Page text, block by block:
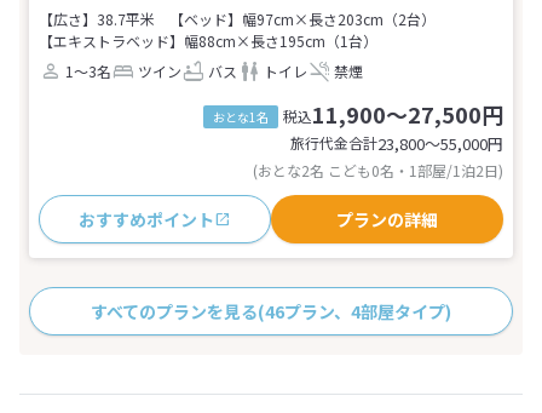
【広さ】38.7平米
【ベッド】幅97cm×長さ203cm（2台）
【エキストラベッド】幅88cm×長さ195cm（1台）
1～3名
ツイン バス トイレ 禁煙
おとな1名 税込11,900～27,500円
旅行代金合計23,800〜55,000円
(おとな2名 こども0名・1部屋/1泊2日)
おすすめポイント プランの詳細
すべてのプランを見る(46プラン、4部屋タイプ)